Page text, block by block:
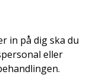
in på dig ska du
eller